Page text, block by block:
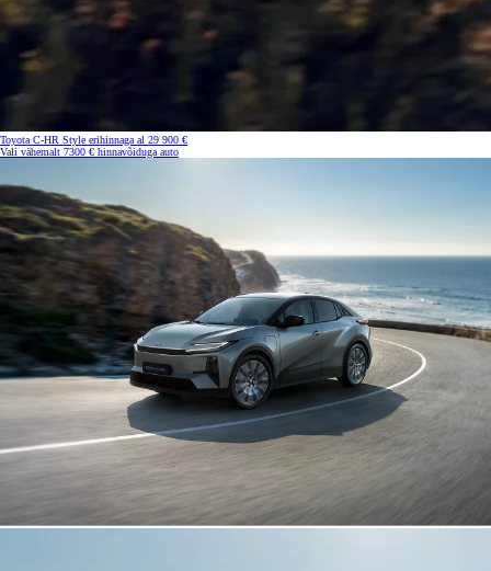
Toyota C-HR Style erihinnaga al 29 900 €
Vali vähemalt 7300 € hinnavõiduga auto